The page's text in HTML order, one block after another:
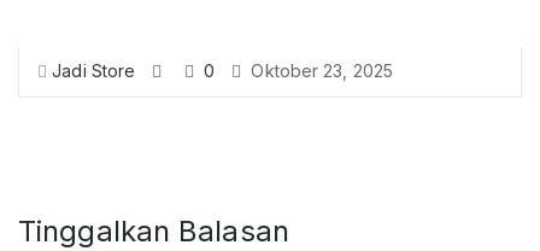
Jadi Store 0 Oktober 23, 2025
Tinggalkan Balasan